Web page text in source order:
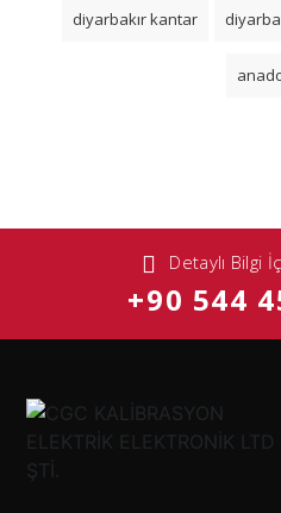
diyarbakır kantar
Detaylı Bilgi
+90 544